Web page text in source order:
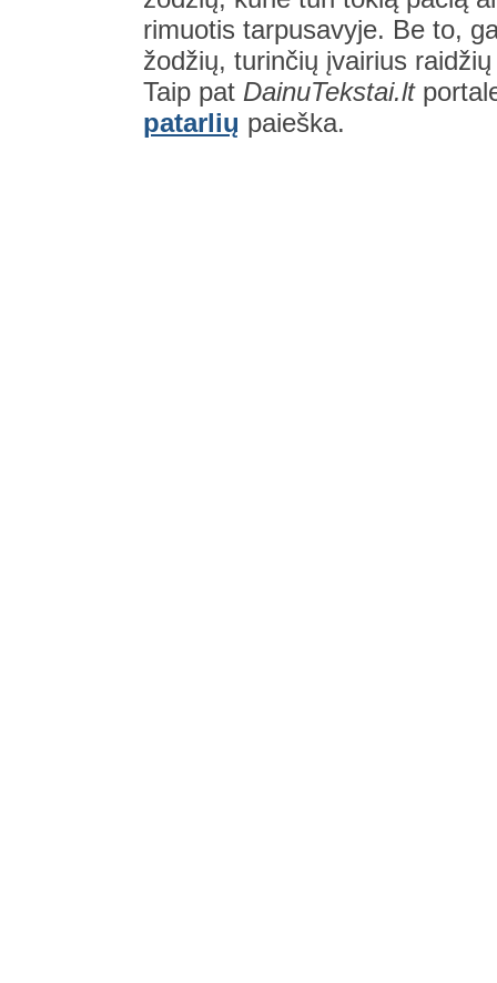
rimuotis tarpusavyje. Be to,
žodžių, turinčių įvairius
Taip pat DainuTekstai.lt
patarlių paieška.